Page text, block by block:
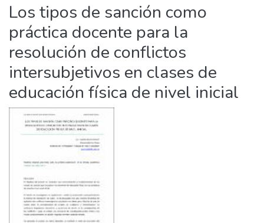
All of RIUFLO
Statistics
Los tipos de sanción como
práctica docente para la
resolución de conflictos
intersubjetivos en clases de
educación física de nivel inicial